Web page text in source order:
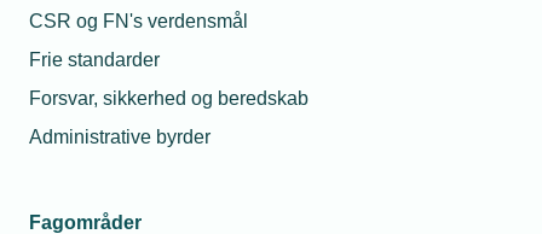
CSR og FN's verdensmål
Frie standarder
Forsvar, sikkerhed og beredskab
Administrative byrder
Fagområder